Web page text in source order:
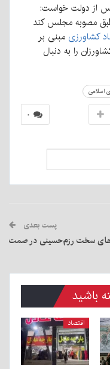
از دولت خواست:
مصوبه مجلس کند
کشاورزی مبنی بر
را به دنبال
اسلامی
۰
پست بعدی
سخت رزم‌حسینی در صمت
باشید
اقتصاد